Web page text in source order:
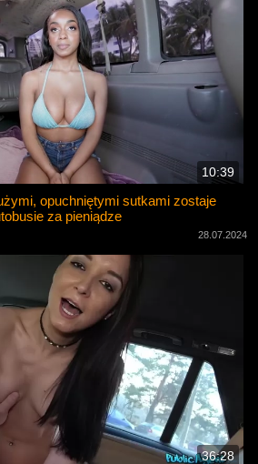
10:39
opuchniętymi sutkami zostaje
za pieniądze
28.07.2024
36:28